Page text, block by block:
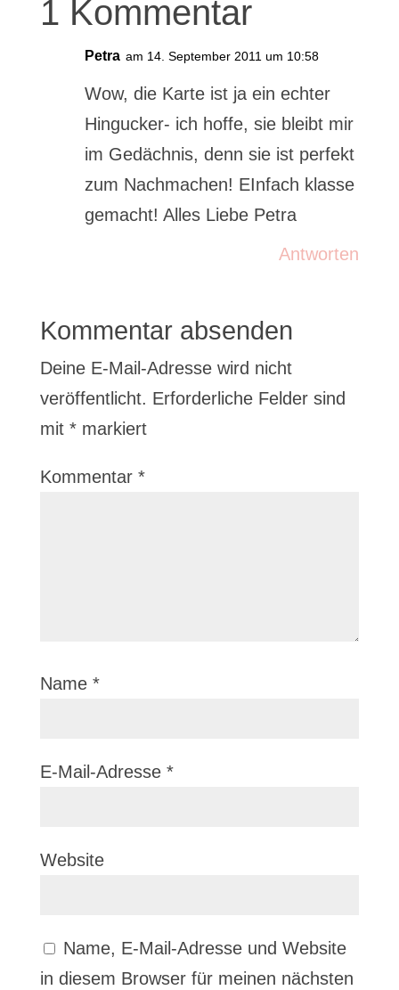
1 Kommentar
Petra am 14. September 2011 um 10:58
Wow, die Karte ist ja ein echter
Hingucker- ich hoffe, sie bleibt mir
im Gedächnis, denn sie ist perfekt
zum Nachmachen! EInfach klasse
gemacht! Alles Liebe Petra
Antworten
Kommentar absenden
Deine E-Mail-Adresse wird nicht
veröffentlicht. Erforderliche Felder sind
mit *markiert
Kommentar *
Name *
E-Mail-Adresse *
Website
Name, E-Mail-Adresse und Website
in diesem Browser für meinen nächsten